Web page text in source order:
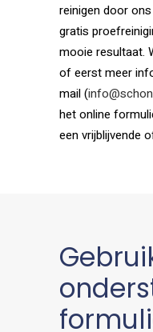
reinigen door
gratis
mooie resultaat.
of eerst meer
mail (
het online
een vrijblijvende